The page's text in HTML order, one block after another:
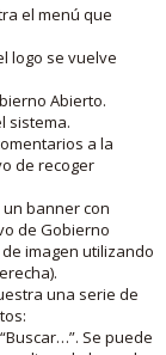
el menú que
logo se vuelve
Abierto.
sistema.
a la
de recoger
banner con
de Gobierno
imagen utilizando
una serie de
Se puede